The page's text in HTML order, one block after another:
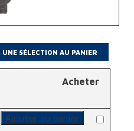
Acheter
quantité
deAjouter au panier